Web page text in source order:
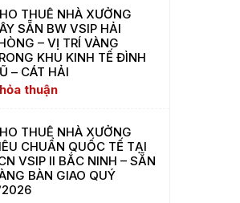
THUÊ NHÀ XƯỞNG
SẴN BW VSIP HẢI
– VỊ TRÍ VÀNG
KHU KINH TẾ ĐÌNH
– CÁT HẢI
thuận
THUÊ NHÀ XƯỞNG
CHUẨN QUỐC TẾ TẠI
VSIP II BẮC NINH – SẴN
BÀN GIAO QUÝ